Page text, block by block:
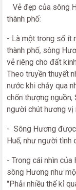
Vẻ đẹp của sông
thành phố:
- Là một trong số ít
thành phố, sông
vẻ riêng cho đất
Theo truyền thuyết
nước khi chảy qua
chốn thượng
người chút hương vị
- Sông Hương
Huế, như người tình
- Trong cái nhìn
sông Hương như
"Phải nhiều thế kỉ